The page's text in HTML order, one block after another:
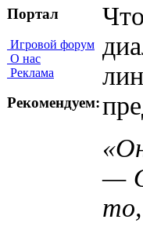
Портал
Игровой форум
О нас
Реклама
Рекомендуем:
—